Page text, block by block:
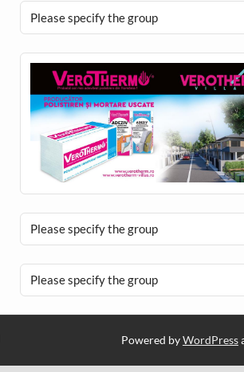
Please specify the group
Please specify the group
Please specify the group
Powered byWordPress